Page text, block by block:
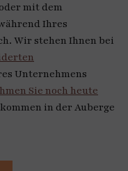
mit dem
Ihres
Wir stehen Ihnen bei
Unternehmens
Sie noch heute
in der Auberge